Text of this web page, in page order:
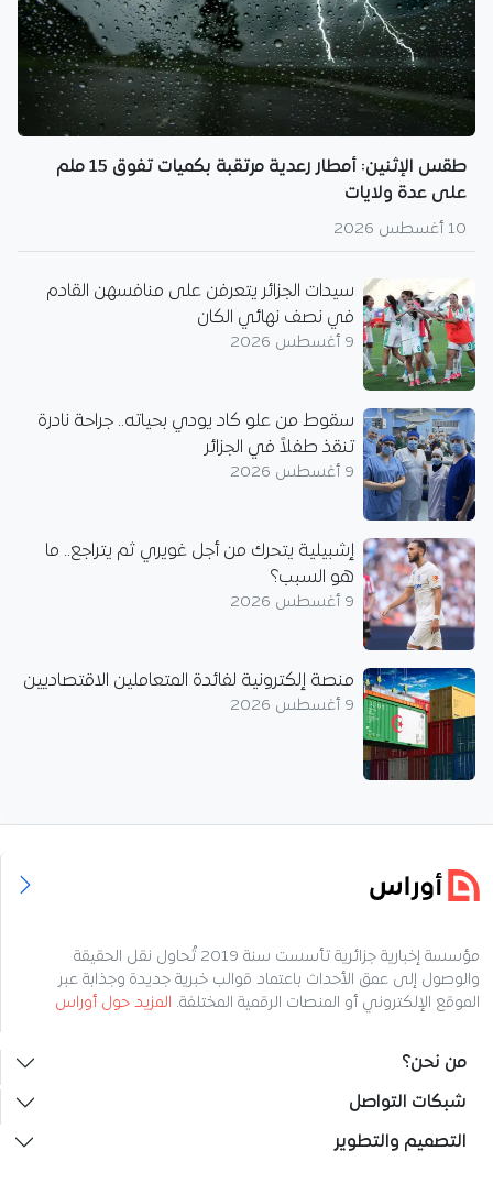
طقس الإثنين: أمطار رعدية مرتقبة بكميات تفوق 15 ملم
على عدة ولايات
10 أغسطس 2026
سيدات الجزائر يتعرفن على منافسهن القادم
في نصف نهائي الكان
9 أغسطس 2026
سقوط من علو كاد يودي بحياته.. جراحة نادرة
تنقذ طفلاً في الجزائر
9 أغسطس 2026
إشبيلية يتحرك من أجل غويري ثم يتراجع.. ما
هو السبب؟
9 أغسطس 2026
منصة إلكترونية لفائدة المتعاملين الاقتصاديين
9 أغسطس 2026
مؤسسة إخبارية جزائرية تأسست سنة 2019 تُحاول نقل الحقيقة
والوصول إلى عمق الأحداث باعتماد قوالب خبرية جديدة وجذابة عبر
الموقع الإلكتروني أو المنصات الرقمية المختلفة. المزيد حول أوراس
من نحن؟
شبكات التواصل
التصميم والتطوير